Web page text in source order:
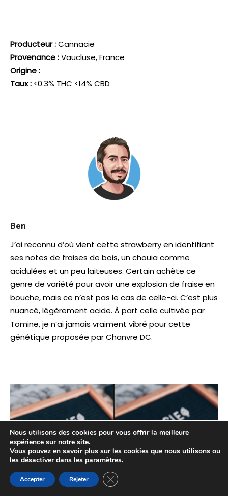
Producteur :Cannacie
Provenance :Vaucluse, France
Origine :
Taux : <0.3% THC <14% CBD
Ben
J’ai reconnu d’où vient cette strawberry en identifiant
ses notes de fraises de bois, un chouia comme
acidulées et un peu laiteuses. Certain achète ce
genre de variété pour avoir une explosion de fraise en
bouche, mais ce n’est pas le cas de celle-ci. C’est plus
nuancé, légèrement acide. À part celle cultivée par
Tomine, je n’ai jamais vraiment vibré pour cette
génétique proposée par Chanvre DC.
Nous utilisons des cookies pour vous offrir la meilleure
expérience sur notre site.
Vous pouvez en savoir plus sur les cookies que nous utilisons ou
les désactiver dans les paramètres.
Accepter Rejeter Fermer la bannière des cookies